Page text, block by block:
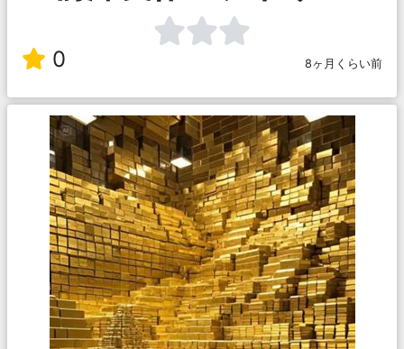
0 8ヶ月くらい前